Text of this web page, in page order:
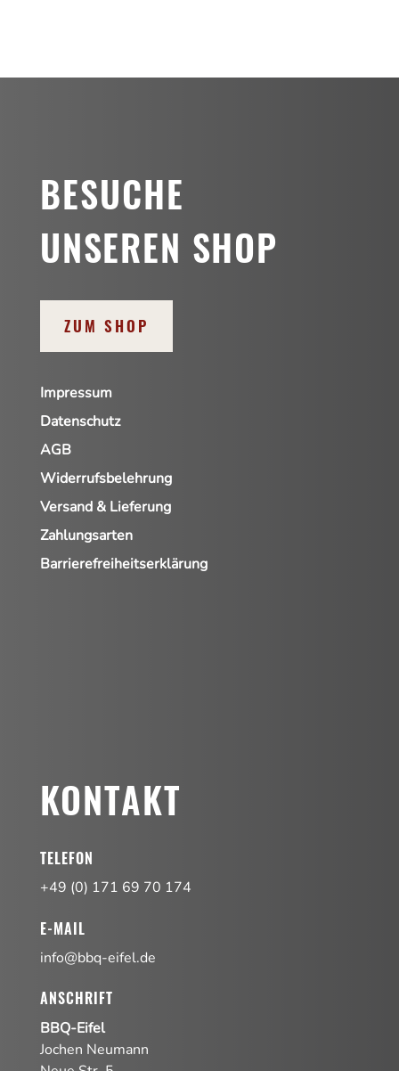
BESUCHE
UNSEREN SHOP
ZUM SHOP
Impressum
Datenschutz
AGB
Widerrufsbelehrung
Versand & Lieferung
Zahlungsarten
Barrierefreiheitserklärung
KONTAKT
TELEFON
+49 (0) 171 69 70 174
E-MAIL
info@bbq-eifel.de
ANSCHRIFT
BBQ-Eifel
Jochen Neumann